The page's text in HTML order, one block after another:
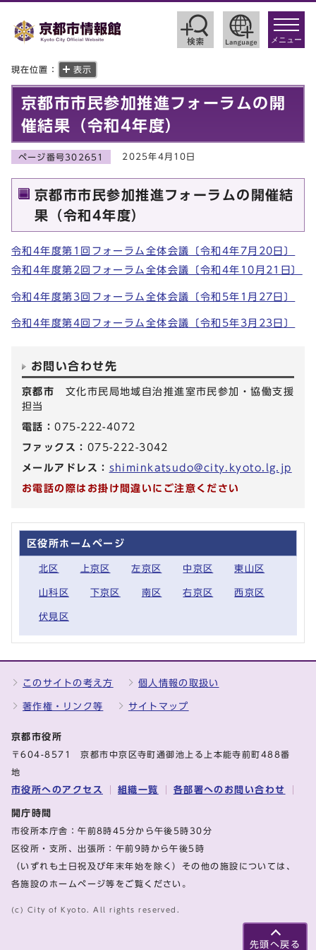
toggle
メニュー
現在位置： 表示
京都市市民参加推進フォーラムの開
催結果（令和4年度）
ページ番号302651 2025年4月10日
京都市市民参加推進フォーラムの開催結
果（令和4年度）
令和4年度第1回フォーラム全体会議〔令和4年7月20日〕
令和4年度第2回フォーラム全体会議〔令和4年10月21日〕
令和4年度第3回フォーラム全体会議〔令和5年1月27日〕
令和4年度第4回フォーラム全体会議〔令和5年3月23日〕
お問い合わせ先
京都市 文化市民局地域自治推進室市民参加・協働支援
担当
電話：075-222-4072
ファックス： 075-222-3042
メールアドレス： shiminkatsudo@city.kyoto.lg.jp
お電話の際はお掛け間違いにご注意ください
区役所ホームページ
北区 上京区 左京区 中京区 東山区
山科区 下京区 南区 右京区 西京区
伏見区
先頭へ戻る
このサイトの考え方 個人情報の取扱い
著作権・リンク等 サイトマップ
京都市役所
〒604-8571 京都市中京区寺町通御池上る上本能寺前町488番
地
市役所へのアクセス 組織一覧 各部署へのお問い合わせ
開庁時間
市役所本庁舎：午前8時45分から午後5時30分
区役所・支所、出張所：午前9時から午後5時
（いずれも土日祝及び年末年始を除く）その他の施設については、
各施設のホームページ等をご覧ください。
(c) City of Kyoto. All rights reserved.